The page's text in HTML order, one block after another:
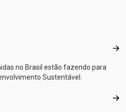
no Brasil estão fazendo para
Sustentável.